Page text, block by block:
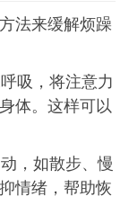
法来缓解烦躁
吸，将注意力
体。这样可以
，如散步、慢
情绪，帮助恢